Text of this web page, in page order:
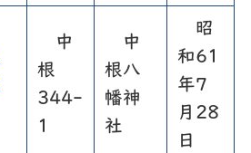
中
根
344-
1
中
根八
幡神
社
昭
和61
年7
月28
日